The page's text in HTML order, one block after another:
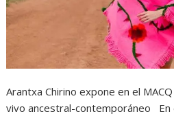
Arantxa Chirino expone en el
vivo ancestral-contemporáneo En